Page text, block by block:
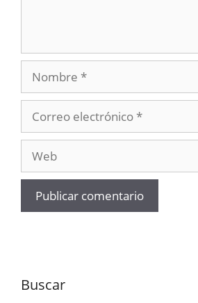
Nombre
electrónico
Buscar